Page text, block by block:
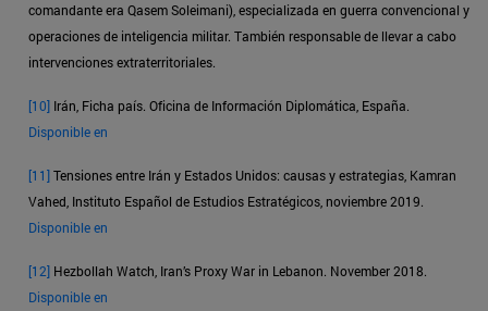
comandante era Qasem Soleimani), especializada en guerra convencional y
operaciones de inteligencia militar. También responsable de llevar a cabo
intervenciones extraterritoriales.
[10] Irán, Ficha país. Oficina de Información Diplomática, España.
Disponible en
[11]Tensiones entre Irán y Estados Unidos: causas y estrategias, Kamran
Vahed, Instituto Español de Estudios Estratégicos, noviembre 2019.
Disponible en
[12] Hezbollah Watch, Iran’s Proxy War in Lebanon. November 2018.
Disponible en